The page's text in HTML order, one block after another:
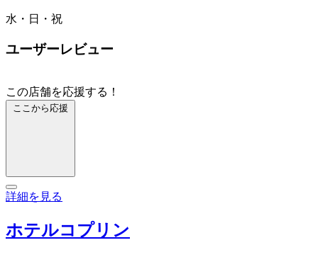
水・日・祝
ユーザーレビュー
この店舗を応援する！
ここから応援
詳細を見る
ホテルコプリン